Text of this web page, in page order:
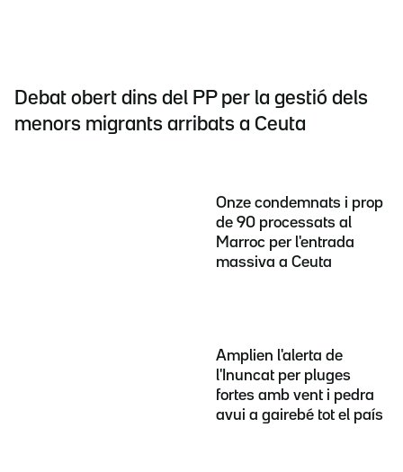
Debat obert dins del PP per la gestió dels
menors migrants arribats a Ceuta
Onze condemnats i prop
de 90 processats al
Marroc per l'entrada
massiva a Ceuta
Amplien l'alerta de
l'Inuncat per pluges
fortes amb vent i pedra
avui a gairebé tot el país